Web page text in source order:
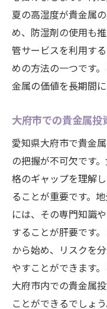
夏の高湿度が貴金属
め、防湿剤の使用も
管サービスを利用す
めの方法の一つです
金属の価値を長期間
大府市での貴金属投
愛知県大府市で貴金
の把握が不可欠です
格のギャップを理解
ることが重要です。
には、その専門知識
することが肝要です
から始め、リスクを
やすことができます
大府市内での貴金属
ことができるでしょう